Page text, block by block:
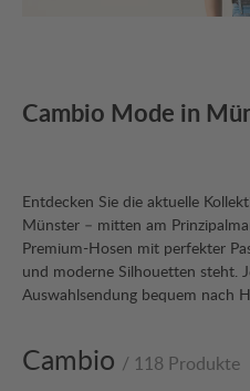
Cambio Mode in
Entdecken Sie die aktuelle
Münster – mitten am
Premium-Hosen mit perfekter
und moderne Silhouetten steht.
Auswahlsendung bequem nach
Cambio / 118 Produkte